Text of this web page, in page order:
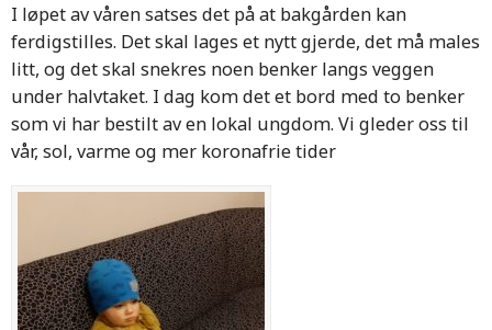
I løpet av våren satses det på at bakgården kan
ferdigstilles. Det skal lages et nytt gjerde, det må males
litt, og det skal snekres noen benker langs veggen
under halvtaket. I dag kom det et bord med to benker
som vi har bestilt av en lokal ungdom. Vi gleder oss til
vår, sol, varme og mer koronafrie tider